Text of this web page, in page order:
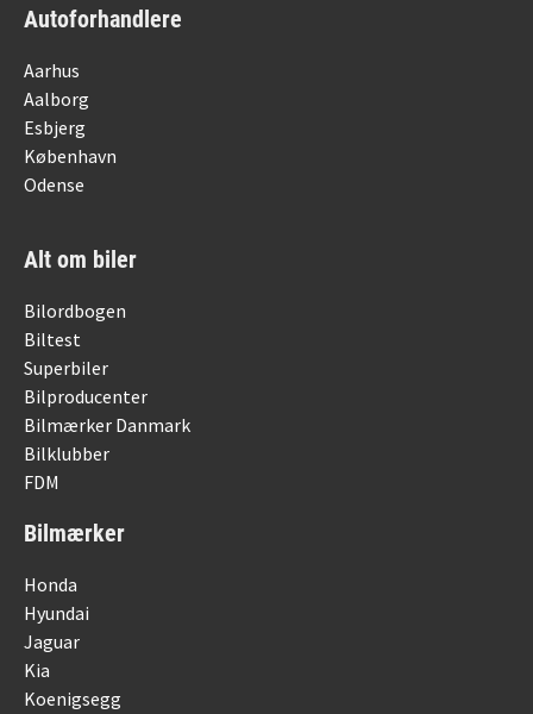
Autoforhandlere
Aarhus
Aalborg
Esbjerg
København
Odense
Alt om biler
Bilordbogen
Biltest
Superbiler
Bilproducenter
Bilmærker Danmark
Bilklubber
FDM
Bilmærker
Honda
Hyundai
Jaguar
Kia
Koenigsegg